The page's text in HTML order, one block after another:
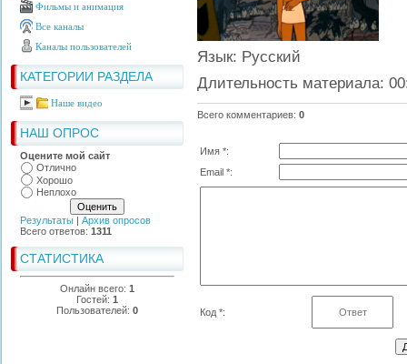
Фильмы и анимация
Все каналы
Каналы пользователей
КАТЕГОРИИ РАЗДЕЛА
Наше видео
НАШ ОПРОС
Оцените мой сайт
Отлично
Хорошо
Неплохо
Результаты | Архив опросов
Всего ответов: 1311
СТАТИСТИКА
Онлайн всего: 1
Гостей: 1
Пользователей: 0
Язык: Русский
Длительность материала:
Всего комментариев: 0
Имя *:
Email *:
Код *: